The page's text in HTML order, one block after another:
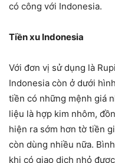
có công với Indonesia.
Tiền xu Indonesia
Với đơn vị sử dụng là
Indonesia còn ở dưới
tiền có những mệnh giá
liệu là hợp kim nhôm,
hiện ra sớm hơn tờ tiền
còn dùng nhiều nữa.
khi có giao dịch nhỏ